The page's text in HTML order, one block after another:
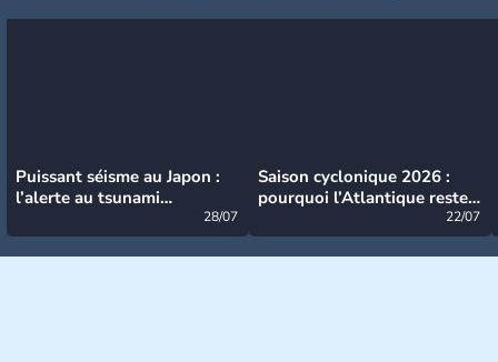
Puissant séisme au Japon :
l’alerte au tsunami
28/07
Saison cyclonique 2026 :
pourquoi l’Atlantique reste
22/07